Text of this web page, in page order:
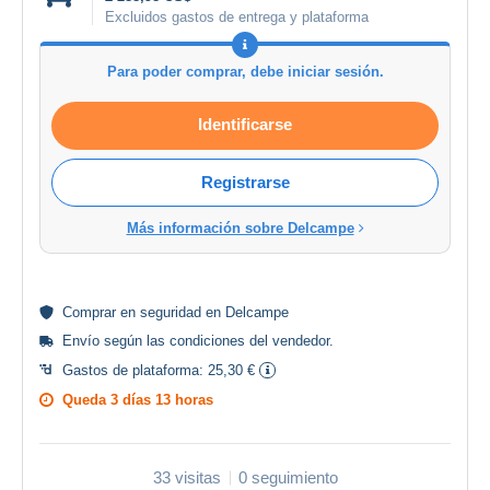
Excluidos gastos de entrega y plataforma
Para poder comprar, debe iniciar sesión.
Identificarse
Registrarse
Más información sobre Delcampe
Comprar en seguridad en Delcampe
Envío según las condiciones del vendedor.
Gastos de plataforma: 25,30 €
Queda 3 días 13 horas
33 visitas 0 seguimiento